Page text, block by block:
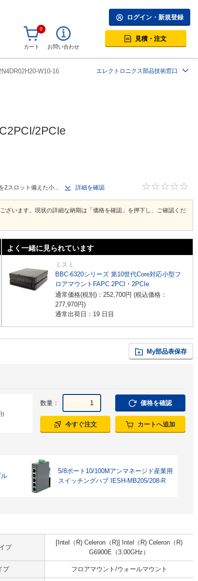
ログイン・新規登録
0
カート お問い合わせ
見積・注文
W10-16 エレクトロニクス部品技術窓口
2PCIe
2スロット備えた小... 詳細を確認
ざいます。現状の詳細な納期は「価格を確認」を押下し、ご確認くだ
よく一緒に見られています
ミスミ
BBC-6320シリーズ 第10世代Core対応小型フ
ロアマウントFAPC 2PCI・2PCIe
通常価格(税別)： 252,700円 (税込価格：
277,970円)
通常出荷日：19 日目
My部品表保存
)
数量： 価格を確認
今すぐ注文 カートへ追加
5/8ポート10/100Mアンマネージド産業用
スイッチングハブ IESH-MB205/208-R
プ
[Intel（R) Celeron（R)] Intel（R) Celeron（R)
G6900E（3.00GHz）
プ フロアマウント/ウォールマウント